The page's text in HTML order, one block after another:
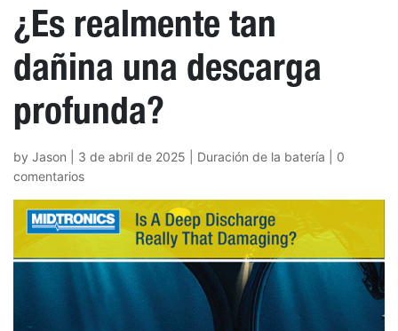
¿Es realmente tan
dañina una descarga
profunda?
by Jason 3 de abril de 2025 Duración de la batería
0
comentarios